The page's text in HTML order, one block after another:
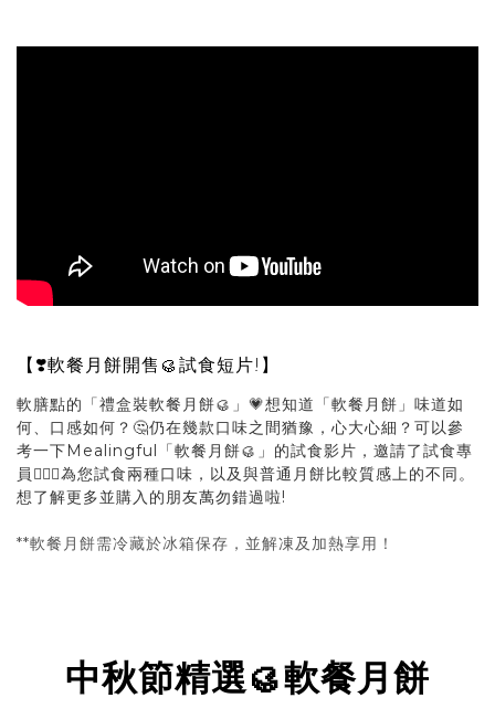
【❣️軟餐月餅開售🥮試食短片!】
軟膳點的「禮盒裝軟餐月餅🥮」💗想知道「軟餐月餅」味道如
何、口感如何？🤔仍在幾款口味之間猶豫，心大心細？可以參
考一下Mealingful「軟餐月餅🥮」的試食影片，邀請了試食專
員🙋🏻‍♀️為您試食兩種口味，以及與普通月餅比較質感上的不同。
想了解更多並購入的朋友萬勿錯過啦!
**軟餐月餅需冷藏於冰箱保存，並解凍及加熱享用！
中秋節精選🥮軟餐月餅